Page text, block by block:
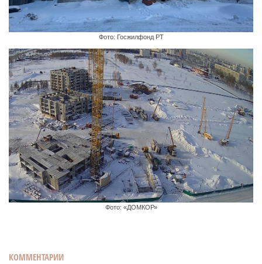
Фото: Госжилфонд РТ
Фото: «ДОМКОР»
КОММЕНТАРИИ